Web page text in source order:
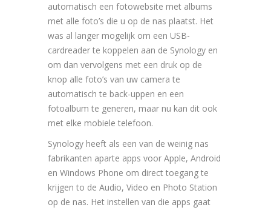
automatisch een fotowebsite met albums
met alle foto’s die u op de nas plaatst. Het
was al langer mogelijk om een USB-
cardreader te koppelen aan de Synology en
om dan vervolgens met een druk op de
knop alle foto’s van uw camera te
automatisch te back-uppen en een
fotoalbum te generen, maar nu kan dit ook
met elke mobiele telefoon.
Synology heeft als een van de weinig nas
fabrikanten aparte apps voor Apple, Android
en Windows Phone om direct toegang te
krijgen to de Audio, Video en Photo Station
op de nas. Het instellen van die apps gaat